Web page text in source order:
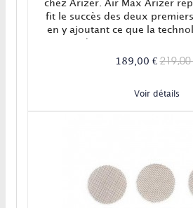
chez Arizer. Air Max Arizer
fit le succès des deux
en y ajoutant ce que la
189,00 €219,00
Voir détails